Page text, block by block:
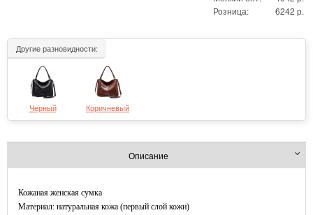
Розница:
6242 р.
Другие разновидности:
Черный Коричневый
Описание
Кожаная женская сумка
Материал: натуральная кожа (первый слой кожи)